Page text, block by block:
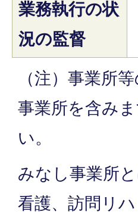
業務執行の状
況の監督
（注）事業所
事業所を含み
い。
みなし事業所
看護、訪問リ